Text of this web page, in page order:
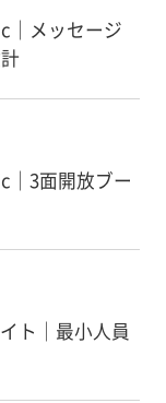
｜メッセージ
｜3面開放ブー
ト｜最小人員